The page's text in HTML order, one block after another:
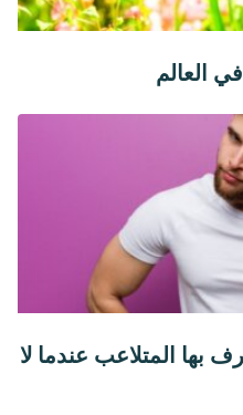
بها المتلاعب عندما لا